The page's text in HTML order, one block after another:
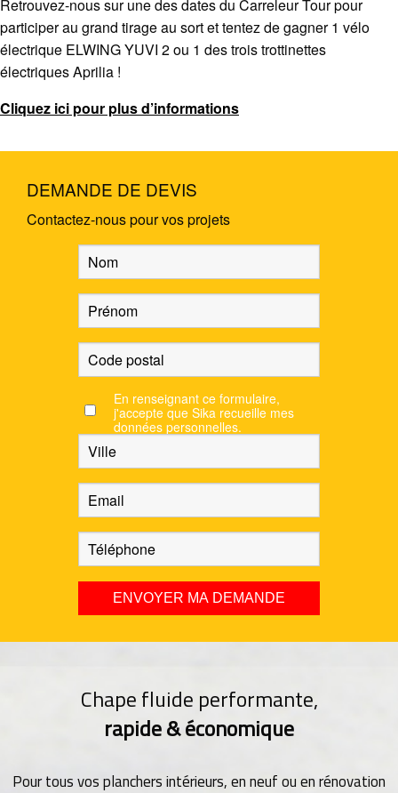
Retrouvez-nous sur une des dates du Carreleur Tour pour
participer au grand tirage au sort et tentez de gagner 1 vélo
électrique ELWING YUVI 2 ou 1 des trois trottinettes
électriques Aprilia !
Cliquez ici pour plus d’informations
DEMANDE DE DEVIS
Contactez-nous pour vos projets
En renseignant ce formulaire,
j'accepte que Sika recueille mes
données personnelles.
Chape fluide performante,
rapide & économique
Pour tous vos planchers intérieurs, en neuf ou en rénovation